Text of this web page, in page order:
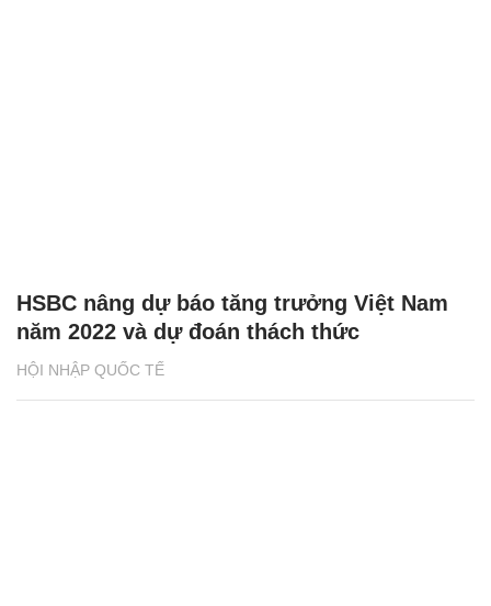
HỘI NHẬP QUỐC TẾ
HSBC nâng dự báo tăng trưởng Việt Nam
năm 2022 và dự đoán thách thức